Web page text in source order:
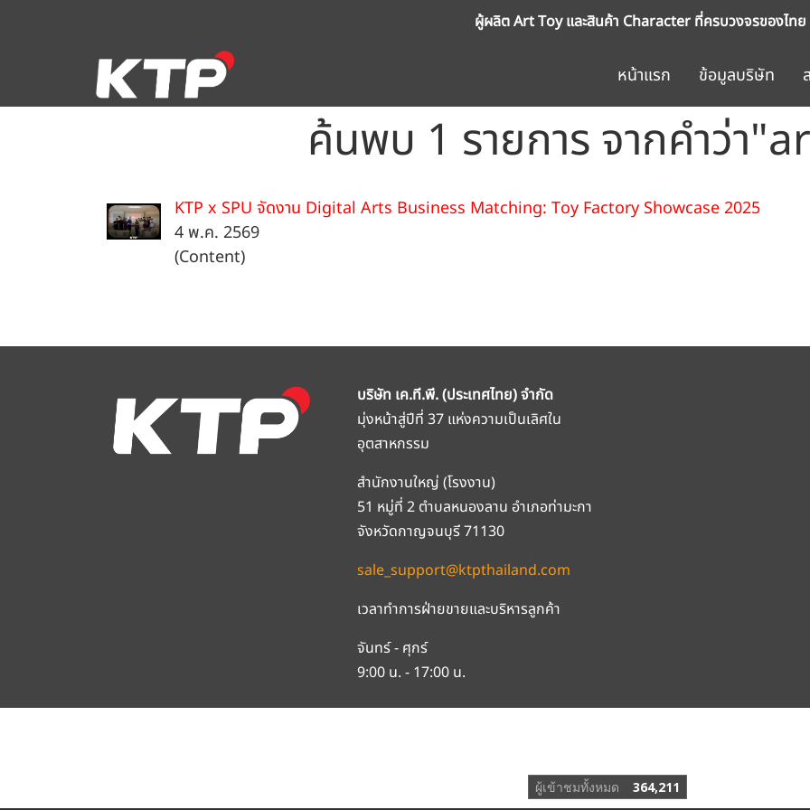
ผู้ผลิต Art Toy และสินค้า Character ที่ครบวงจรของไท
หน้าแรก ข้อมูลบริษัท
ค้นพบ 1 รายการ จากคำว่า
KTP x SPU จัดงาน Digital Arts Business Matching: Toy Factory Showcase 2025
4 พ.ค. 2569
(Content)
บริษัท เค.ที.พี. (ประเทศไทย) จำกัด
มุ่งหน้าสู่ปีที่ 37 แห่งความเป็นเลิศใน
อุตสาหกรรม
สำนักงานใหญ่ (โรงงาน)
51 หมู่ที่ 2 ตำบลหนองลาน อำเภอท่ามะกา
จังหวัดกาญจนบุรี 71130
sale_support@ktpthailand.com
เวลาทำการฝ่ายขายและบริหารลูกค้า
จันทร์ - ศุกร์
9:00 น. - 17:00 น.
ผู้เข้าชมทั้งหมด 364,211